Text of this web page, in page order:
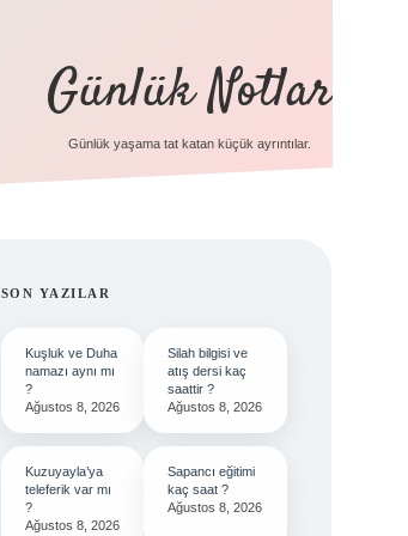
Günlük Notlar
Günlük yaşama tat katan küçük ayrıntılar.
SIDEBAR
SON YAZILAR
Kuşluk ve Duha
namazı aynı mı
?
Ağustos 8, 2026
Silah bilgisi ve
atış dersi kaç
saattir ?
Ağustos 8, 2026
Kuzuyayla’ya
teleferik var mı
?
Ağustos 8, 2026
Sapancı eğitimi
kaç saat ?
Ağustos 8, 2026